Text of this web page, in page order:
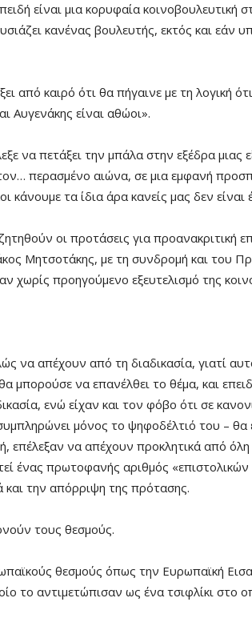
είναι μια κορυφαία κοινοβουλευτική
κανένας βουλευτής, εκτός και εάν
από καιρό ότι θα πήγαινε με τη λογική
Αυγενάκης είναι αθώοι».
να πετάξει την μπάλα στην εξέδρα μιας
περασμένο αιώνα, σε μια εμφανή
κάνουμε τα ίδια άρα κανείς μας δεν είναι
οι προτάσεις για προανακριτική
Μητσοτάκης, με τη συνδρομή και του
χωρίς προηγούμενο εξευτελισμό της
να απέχουν από τη διαδικασία, γιατί
μπορούσε να επανέλθει το θέμα, και
ενώ είχαν και τον φόβο ότι σε
μόνος το ψηφοδέλτιό του – θα
επέλεξαν να απέχουν προκλητικά από όλη
ένας πρωτοφανής αριθμός
την απόρριψη της πρότασης.
τους θεσμούς.
θεσμούς όπως την Ευρωπαϊκή
το αντιμετώπισαν ως ένα τσιφλίκι στο